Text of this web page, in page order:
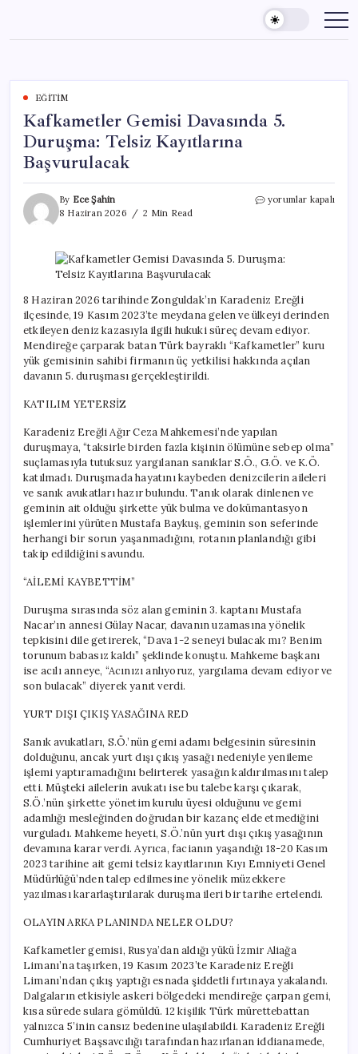
content
EĞITIM
Kafkametler Gemisi Davasında 5.
Duruşma: Telsiz Kayıtlarına
Başvurulacak
By Ece Şahin
8 Haziran 2026
2 Min Read
Kafkametler
Telsiz
Başvurulacak
için
yorumlar kapalı
8 Haziran 2026 tarihinde Zonguldak’ın Karadeniz Ereğli
ilçesinde, 19 Kasım 2023’te meydana gelen ve ülkeyi derinden
etkileyen deniz kazasıyla ilgili hukuki süreç devam ediyor.
Mendireğe çarparak batan Türk bayraklı “Kafkametler” kuru
yük gemisinin sahibi firmanın üç yetkilisi hakkında açılan
davanın 5. duruşması gerçekleştirildi.
KATILIM YETERSİZ
Karadeniz Ereğli Ağır Ceza Mahkemesi’nde yapılan
duruşmaya, “taksirle birden fazla kişinin ölümüne sebep olma”
suçlamasıyla tutuksuz yargılanan sanıklar S.Ö., G.Ö. ve K.Ö.
katılmadı. Duruşmada hayatını kaybeden denizcilerin aileleri
ve sanık avukatları hazır bulundu. Tanık olarak dinlenen ve
geminin ait olduğu şirkette yük bulma ve dokümantasyon
işlemlerini yürüten Mustafa Baykuş, geminin son seferinde
herhangi bir sorun yaşanmadığını, rotanın planlandığı gibi
takip edildiğini savundu.
“AİLEMİ KAYBETTİM”
Duruşma sırasında söz alan geminin 3. kaptanı Mustafa
Nacar’ın annesi Gülay Nacar, davanın uzamasına yönelik
tepkisini dile getirerek, “Dava 1-2 seneyi bulacak mı? Benim
torunum babasız kaldı” şeklinde konuştu. Mahkeme başkanı
ise acılı anneye, “Acınızı anlıyoruz, yargılama devam ediyor ve
son bulacak” diyerek yanıt verdi.
YURT DIŞI ÇIKIŞ YASAĞINA RED
Sanık avukatları, S.Ö.’nün gemi adamı belgesinin süresinin
dolduğunu, ancak yurt dışı çıkış yasağı nedeniyle yenileme
işlemi yaptıramadığını belirterek yasağın kaldırılmasını talep
etti. Müşteki ailelerin avukatı ise bu talebe karşı çıkarak,
S.Ö.’nün şirkette yönetim kurulu üyesi olduğunu ve gemi
adamlığı mesleğinden doğrudan bir kazanç elde etmediğini
vurguladı. Mahkeme heyeti, S.Ö.’nün yurt dışı çıkış yasağının
devamına karar verdi. Ayrıca, facianın yaşandığı 18-20 Kasım
2023 tarihine ait gemi telsiz kayıtlarının Kıyı Emniyeti Genel
Müdürlüğü’nden talep edilmesine yönelik müzekkere
yazılması kararlaştırılarak duruşma ileri bir tarihe ertelendi.
OLAYIN ARKA PLANINDA NELER OLDU?
Kafkametler gemisi, Rusya’dan aldığı yükü İzmir Aliağa
Limanı’na taşırken, 19 Kasım 2023’te Karadeniz Ereğli
Limanı’ndan çıkış yaptığı esnada şiddetli fırtınaya yakalandı.
Dalgaların etkisiyle askeri bölgedeki mendireğe çarpan gemi,
kısa sürede sulara gömüldü. 12 kişilik Türk mürettebattan
yalnızca 5’inin cansız bedenine ulaşılabildi. Karadeniz Ereğli
Cumhuriyet Başsavcılığı tarafından hazırlanan iddianamede,